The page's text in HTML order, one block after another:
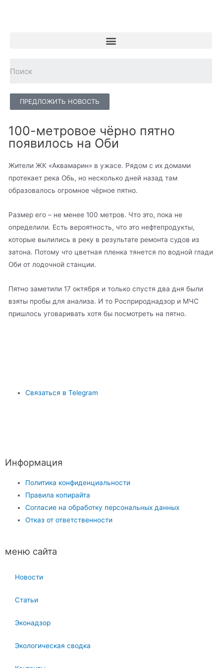
ПРЕДЛОЖИТЬ НОВОСТЬ
100-метровое чёрно пятно
появилось на Оби
Жители ЖК «Аквамарин» в ужасе. Рядом с их домами
протекает река Обь, но несколько дней назад там
образовалось огромное чёрное пятно.
Размер его – не менее 100 метров. Что это, пока не
определили. Есть вероятность, что это нефтепродукты,
которые вылились в реку в результате ремонта судов из
затона. Потому что цветная пленка тянется по водной глади
Оби от лодочной станции.
Пятно заметили 17 октября и только спустя два дня были
взяты пробы для анализа. И то Росприроднадзор и МЧС
пришлось уговаривать хотя бы посмотреть на пятно.
Связаться в Telegram
Информация
Политика конфиденциальности
Правила копирайта
Согласие на обработку персональных данных
Отказ от ответственности
меню сайта
Новости
Статьи
Эконадзор
Экологическая сводка